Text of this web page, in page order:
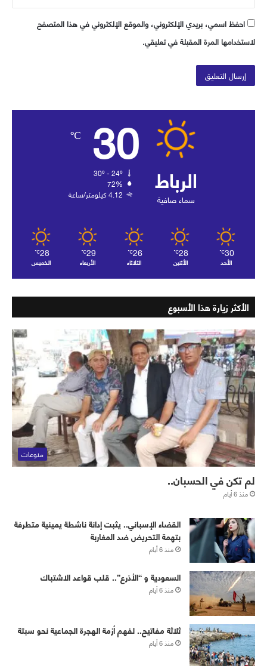
احفظ اسمي، بريدي الإلكتروني، والموقع الإلكتروني في هذا المتصفح
لاستخدامها المرة المقبلة في تعليقي.
الرباط
سماء صافية
30
℃
72%
4.12 كيلومتر/ساعة
30
℃
الأحد
28
℃
الأثنين
26
℃
الثلاثاء
29
℃
الأربعاء
28
℃
الخميس
الأكثر زيارة هذا الأسبوع
منوعات
لم تكن في الحسبان..
منذ 6 أيام
القضاء الإسباني.. يثبت إدانة ناشطة يمينية متطرفة
بتهمة التحريض ضد المغاربة
منذ 6 أيام
‏⁧‫السعودية‬⁩ و “الأذرع”.. قلب قواعد الاشتباك
منذ 6 أيام
ثلاثة مفاتيح.. لفهم أزمة الهجرة الجماعية نحو سبتة
منذ 6 أيام